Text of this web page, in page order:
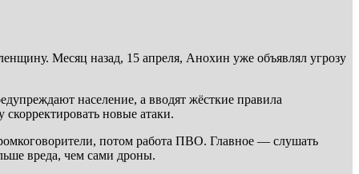
Месяц назад, 15 апреля, Анохин уже объявлял угрозу
население, а вводят жёсткие правила
новые атаки.
потом работа ПВО. Главное — слушать
вреда, чем сами дроны.